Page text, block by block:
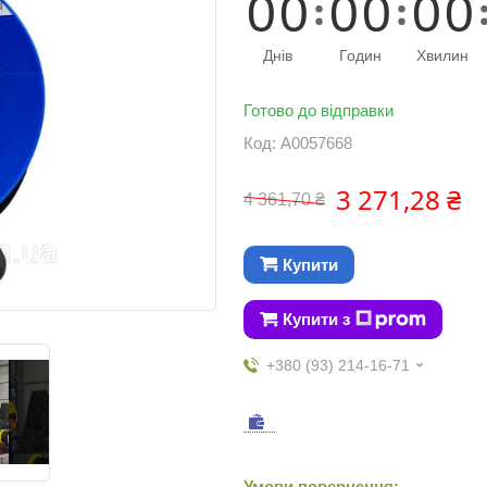
00
Днів
00
Годин
00
Хвилин
Готово до відправки
Код: А0057668
4 361,70 ₴ 3 271,28 ₴
Купити
Купити з
+380 (93) 214-16-71